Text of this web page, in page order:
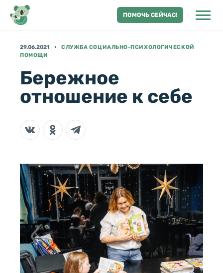
ПОМОЧЬ СЕЙЧАС!
29.06.2021
СЛУЖБА СОЦИАЛЬНО-ПСИХОЛОГИЧЕСКОЙ
ПОМОЩИ
Бережное
отношение к себе